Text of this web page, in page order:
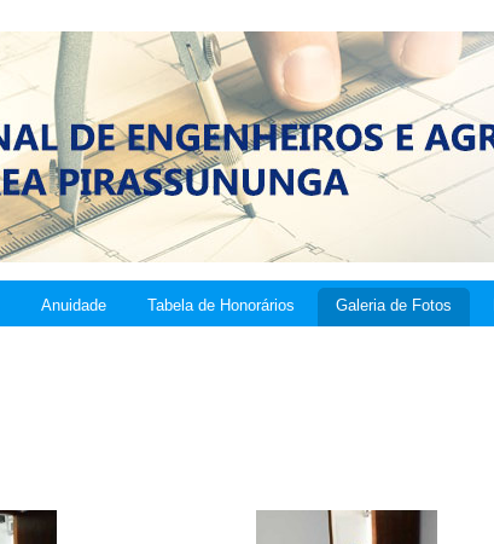
Anuidade Tabela de Honorários Galeria de Fotos